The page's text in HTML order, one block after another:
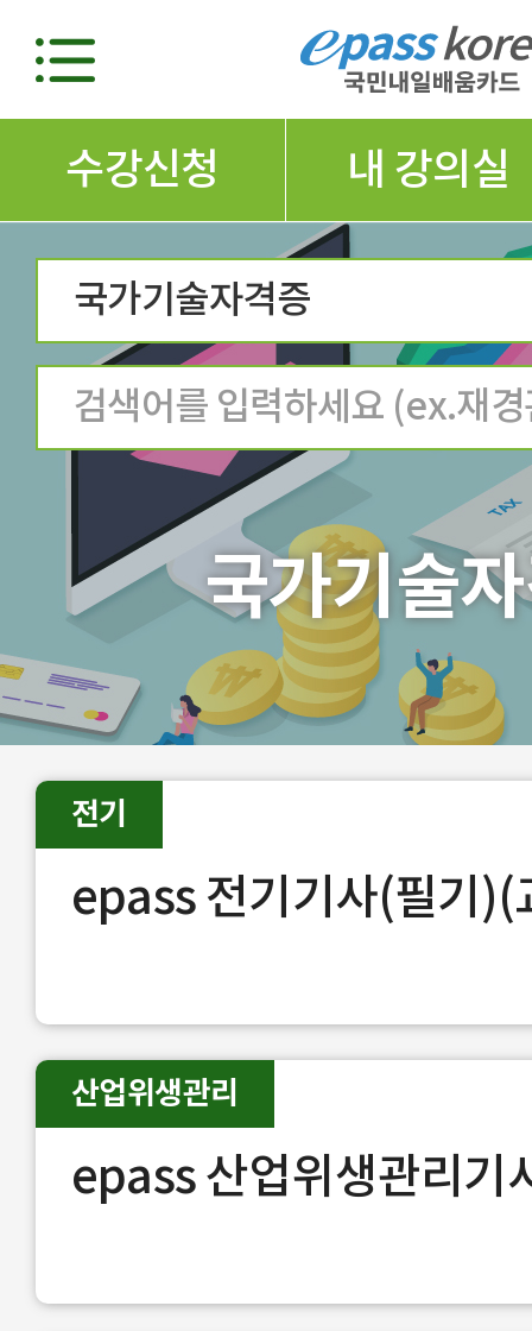
수강신청 내 강의실
국가기술자격증
국가기술
epass 전기기사(필기)(
전기
epass 산업위생관리기
산업위생관리